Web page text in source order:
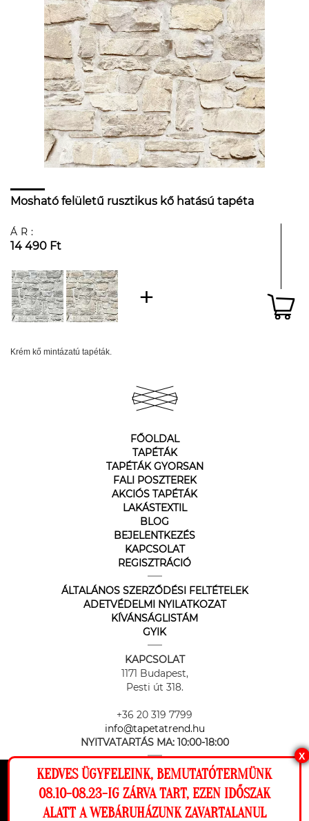
Ez a weboldal cookie-kat használ, hogy a
lehető legjobb élményt nyújtsa honlapunkon.
Mosható felületű rusztikus kő hatású tapéta
ÁR:
14 490 Ft
Krém kő mintázatú tapéták.
FŐOLDAL
TAPÉTÁK
TAPÉTÁK GYORSAN
FALI POSZTEREK
AKCIÓS TAPÉTÁK
LAKÁSTEXTIL
BLOG
BEJELENTKEZÉS
KAPCSOLAT
REGISZTRÁCIÓ
ÁLTALÁNOS SZERZŐDÉSI FELTÉTELEK
ADETVÉDELMI NYILATKOZAT
KÍVÁNSÁGLISTÁM
GYIK
KAPCSOLAT
1171 Budapest,
Pesti út 318.
+36 20 319 7799
info@tapetatrend.hu
NYITVATARTÁS MA: 10:00-18:00
X
KEDVES ÜGYFELEINK, BEMUTATÓTERMÜNK
08.10-08.23-IG ZÁRVA TART, EZEN IDŐSZAK
ALATT A WEBÁRUHÁZUNK ZAVARTALANUL